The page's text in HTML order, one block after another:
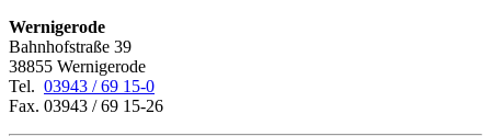
Wernigerode
Bahnhofstraße 39
38855 Wernigerode
Tel. 03943 / 69 15-0
Fax. 03943 / 69 15-26